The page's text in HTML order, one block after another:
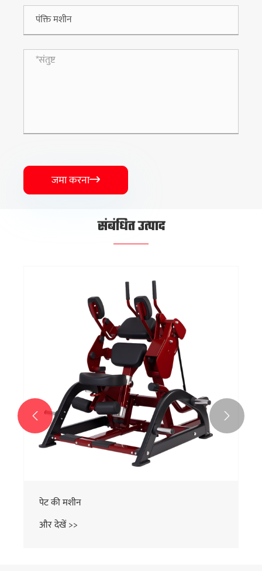
जमा करना
संबंधित उत्पाद
पेट की मशीन
और देखें >>
 